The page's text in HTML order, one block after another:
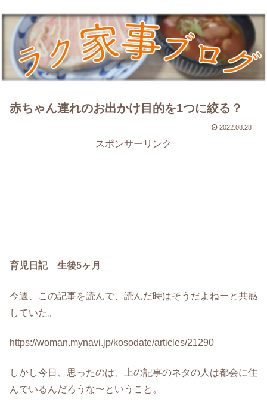
赤ちゃん連れのお出かけ目的を1つに絞る？
2022.08.28
スポンサーリンク
育児日記 生後5ヶ月
今週、この記事を読んで、読んだ時はそうだよねーと共感
していた。
https://woman.mynavi.jp/kosodate/articles/21290
しかし今日、思ったのは、上の記事のネタの人は都会に住
んでいるんだろうな〜ということ。